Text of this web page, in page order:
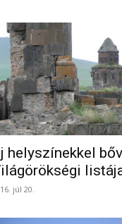
helyszínekkel
júl 20.